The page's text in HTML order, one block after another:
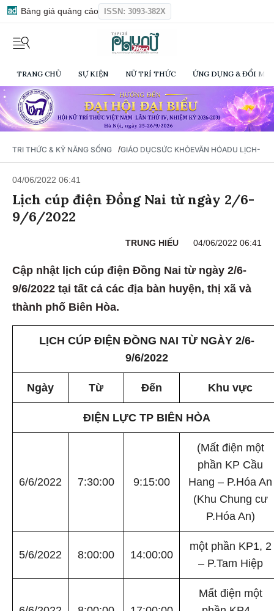
Bảng giá quảng cáo ISSN: 3093-382X
TRANG CHỦ SỰ KIỆN NỮ TRÍ THỨC ỨNG DỤNG & ĐỔI
TRI THỨC & KỸ NĂNG SỐNG /GIÁO DỤCSỨC KHỎEVĂN HÓADU LỊCH-
04/06/2022 06:41
Lịch cúp điện Đồng Nai từ ngày 2/6-
9/6/2022
TRUNG HIẾU 04/06/2022 06:41
Cập nhật lịch cúp điện Đồng Nai từ ngày 2/6-
9/6/2022 tại tất cả các địa bàn huyện, thị xã và
thành phố Biên Hòa.
LỊCH CÚP ĐIỆN ĐỒNG NAI TỪ NGÀY 2/6-
9/6/2022
Ngày Từ Đến Khu vực
ĐIỆN LỰC TP BIÊN HÒA
6/6/2022 7:30:00 9:15:00
(Mất điện một
phần KP Cầu
Hang – P.Hóa An
(Khu Chung cư
P.Hóa An)
5/6/2022 8:00:00 14:00:00
một phần KP1, 2
– P.Tam Hiệp
Mất điện một